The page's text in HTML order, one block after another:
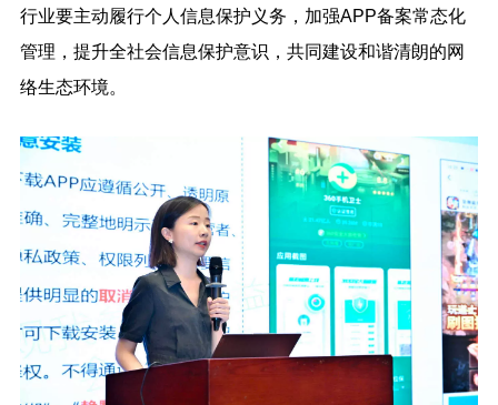
行业要主动履行个人信息保护义务，加强APP备案常态化
管理，提升全社会信息保护意识，共同建设和谐清朗的网
络生态环境。